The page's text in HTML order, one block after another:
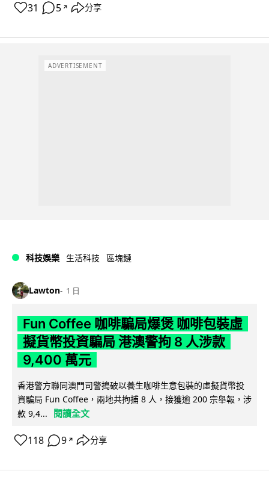
31 5 ↗ 分享
ADVERTISEMENT
科技娛樂 生活科技 區塊鏈
Lawton 1 日
Fun Coffee 咖啡騙局爆煲 咖啡包裝虛
擬貨幣投資騙局 港澳警拘 8 人涉款
9,400 萬元
香港警方聯同澳門司警搗破以養生咖啡生意包裝的虛擬貨幣投
資騙局 Fun Coffee，兩地共拘捕 8 人，接獲逾 200 宗舉報，涉
款 9,4...
閱讀全文
118 9 ↗ 分享